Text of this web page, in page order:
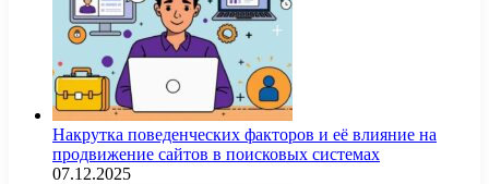
Накрутка поведенческих факторов и её влияние на
продвижение сайтов в поисковых системах
07.12.2025